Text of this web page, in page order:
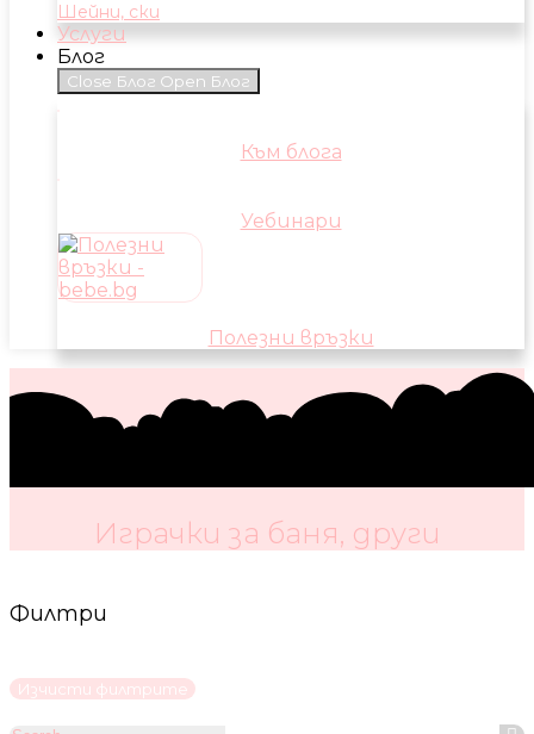
Шейни, ски
Услуги
Блог
Close Блог Open Блог
Към блога
Уебинари
Полезни връзки
Играчки за баня, други
Филтри
Изчисти филтрите